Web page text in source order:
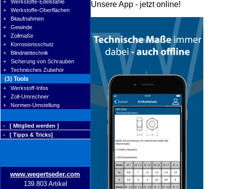
+ Werkstoffe-Edelstähle
+ Werkstoffe-Oberflächen
+ Bitaufnahmen
+ Gewinde
+ Zollmaße
+ Korrosionsschutz
+ Blindniettechnik
+ Sicherung von Schrauben
+ Technisches Zubehör
(3) Tools
+ Werkstoff-Infos
+ Zoll-Umrechner
+ Normen-Umstellung
- [ Mitglied werden ]
- [ Tipps & Tricks]
www.wegertseder.com
139.803 Artikel
Unsere App - jetzt online!